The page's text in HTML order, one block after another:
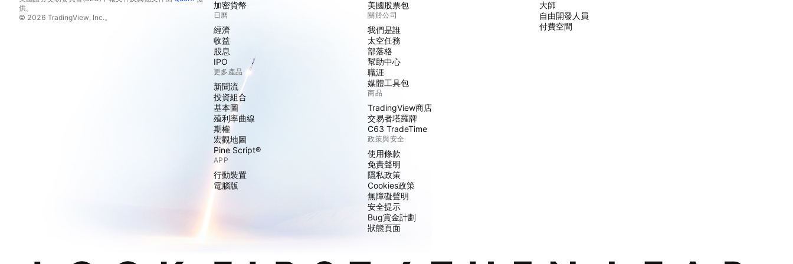
供。
© 2026 TradingView, Inc.。
加密貨幣
日曆
經濟
收益
股息
IPO
更多產品
新聞流
投資組合
基本圖
殖利率曲線
期權
宏觀地圖
Pine Script®
APP
行動裝置
電腦版
美國股票包
關於公司
我們是誰
太空任務
部落格
幫助中心
職涯
媒體工具包
商品
TradingView商店
交易者塔羅牌
C63 TradeTime
政策與安全
使用條款
免責聲明
隱私政策
Cookies政策
無障礙聲明
安全提示
Bug賞金計劃
狀態頁面
大師
自由開發人員
付費空間